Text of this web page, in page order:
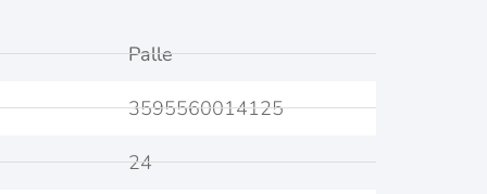
Palle
3595560014125
24